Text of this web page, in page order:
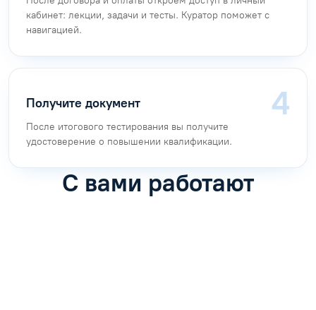
кабинет: лекции, задачи и тесты. Куратор поможет с
навигацией.
Получите документ
После итогового тестирования вы получите
удостоверение о повышении квалификации.
С вами работают